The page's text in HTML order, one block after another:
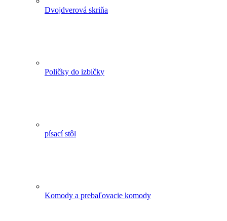
Dvojdverová skriňa
Poličky do izbičky
písací stôl
Komody a prebaľovacie komody